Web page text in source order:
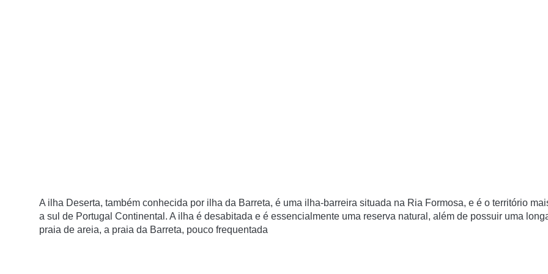
A ilha Deserta, também conhecida por ilha da Barreta, é uma ilha-barreira situada na Ria Formosa, e é o território
a sul de Portugal Continental. A ilha é desabitada e é essencialmente uma reserva natural, além de possuir uma
praia de areia, a praia da Barreta, pouco frequentada